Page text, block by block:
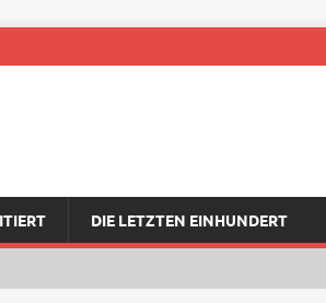
DIE LETZTEN EINHUNDERT